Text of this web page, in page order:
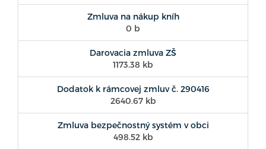
Zmluva na nákup kníh
0 b
Darovacia zmluva ZŠ
1173.38 kb
Dodatok k rámcovej zmluv č. 290416
2640.67 kb
Zmluva bezpečnostný systém v obci
498.52 kb